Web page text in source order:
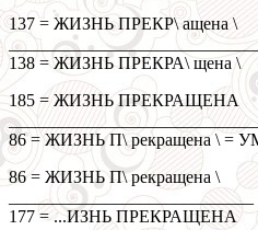
137 = ЖИЗНЬ ПРЕКР\ ащена \
138 = ЖИЗНЬ ПРЕКРА\ щена \
185 = ЖИЗНЬ ПРЕКРАЩЕНА
86 = ЖИЗНЬ П\ рекращена \ =
86 = ЖИЗНЬ П\ рекращена \
____________________________
177 = ...ИЗНЬ ПРЕКРАЩЕНА